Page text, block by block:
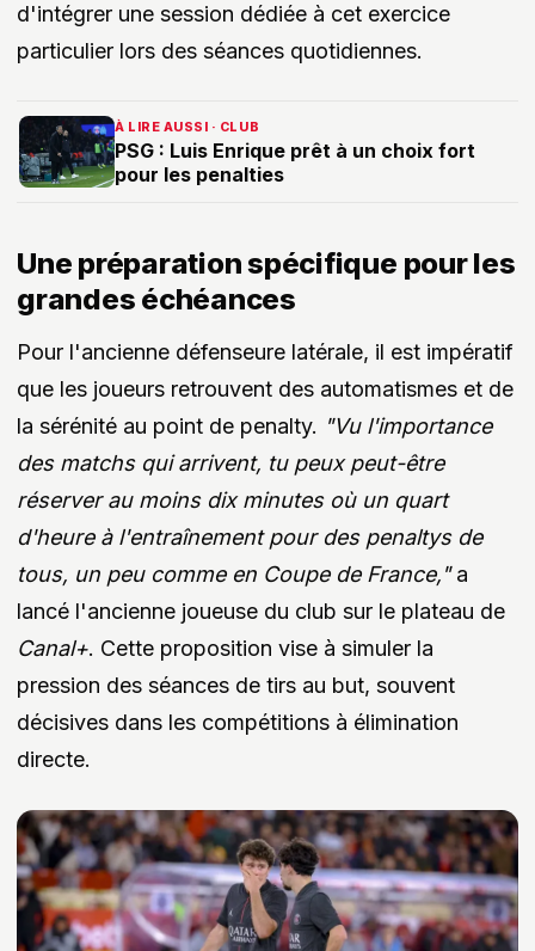
d'intégrer une session dédiée à cet exercice
particulier lors des séances quotidiennes.
À LIRE AUSSI · CLUB
PSG : Luis Enrique prêt à un choix fort
pour les penalties
Une préparation spécifique pour les
grandes échéances
Pour l'ancienne défenseure latérale, il est impératif
que les joueurs retrouvent des automatismes et de
la sérénité au point de penalty. "Vu l'importance
des matchs qui arrivent, tu peux peut-être
réserver au moins dix minutes où un quart
d'heure à l'entraînement pour des penaltys de
tous, un peu comme en Coupe de France,"a
lancé l'ancienne joueuse du club sur le plateau de
Canal+. Cette proposition vise à simuler la
pression des séances de tirs au but, souvent
décisives dans les compétitions à élimination
directe.